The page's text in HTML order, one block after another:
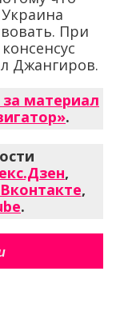
При
Джангиров.
материал
.
,
Вконтакте,
.